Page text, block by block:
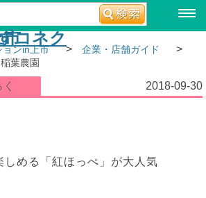
ョンin上市 > 企業・店舗ガイド >
稲葉農園
2018-09-30
しめる「紅ほっぺ」が大人気